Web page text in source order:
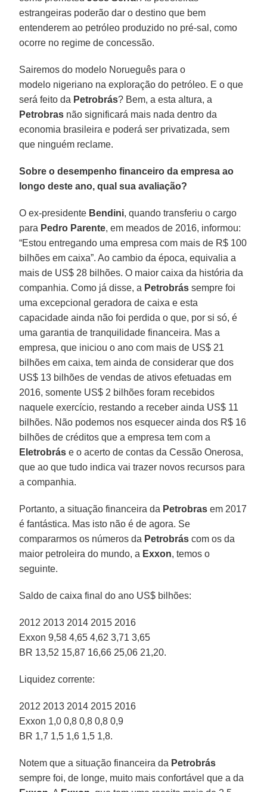
estrangeiras poderão dar o destino que bem
entenderem ao petróleo produzido no pré-sal, como
ocorre no regime de concessão.
Sairemos do modelo Norueguês para o
modelo nigeriano na exploração do petróleo. E o que
será feito da Petrobrás? Bem, a esta altura, a
Petrobras não significará mais nada dentro da
economia brasileira e poderá ser privatizada, sem
que ninguém reclame.
Sobre o desempenho financeiro da empresa ao
longo deste ano, qual sua avaliação?
O ex-presidente Bendini, quando transferiu o cargo
para Pedro Parente, em meados de 2016, informou:
“Estou entregando uma empresa com mais de R$ 100
bilhões em caixa”. Ao cambio da época, equivalia a
mais de US$ 28 bilhões. O maior caixa da história da
companhia. Como já disse, a Petrobrás sempre foi
uma excepcional geradora de caixa e esta
capacidade ainda não foi perdida o que, por si só, é
uma garantia de tranquilidade financeira. Mas a
empresa, que iniciou o ano com mais de US$ 21
bilhões em caixa, tem ainda de considerar que dos
US$ 13 bilhões de vendas de ativos efetuadas em
2016, somente US$ 2 bilhões foram recebidos
naquele exercício, restando a receber ainda US$ 11
bilhões. Não podemos nos esquecer ainda dos R$ 16
bilhões de créditos que a empresa tem com a
Eletrobrás e o acerto de contas da Cessão Onerosa,
que ao que tudo indica vai trazer novos recursos para
a companhia.
Portanto, a situação financeira da Petrobras em 2017
é fantástica. Mas isto não é de agora. Se
compararmos os números da Petrobrás com os da
maior petroleira do mundo, a Exxon, temos o
seguinte.
Saldo de caixa final do ano US$ bilhões:
2012 2013 2014 2015 2016
Exxon 9,58 4,65 4,62 3,71 3,65
BR 13,52 15,87 16,66 25,06 21,20.
Liquidez corrente:
2012 2013 2014 2015 2016
Exxon 1,0 0,8 0,8 0,8 0,9
BR 1,7 1,5 1,6 1,5 1,8.
Notem que a situação financeira da Petrobrás
sempre foi, de longe, muito mais confortável que a da